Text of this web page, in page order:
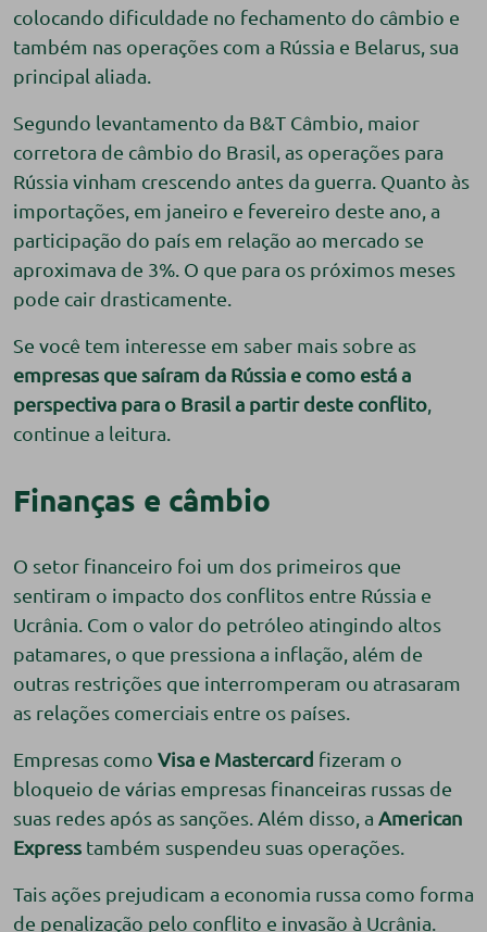
colocando dificuldade no fechamento do câmbio e
também nas operações com a Rússia e Belarus, sua
principal aliada.
Segundo levantamento da B&T Câmbio, maior
corretora de câmbio do Brasil, as operações para
Rússia vinham crescendo antes da guerra. Quanto às
importações, em janeiro e fevereiro deste ano, a
participação do país em relação ao mercado se
aproximava de 3%. O que para os próximos meses
pode cair drasticamente.
Se você tem interesse em saber mais sobre as
empresas que saíram da Rússia e como está a
perspectiva para o Brasil a partir deste conflito
continue a leitura.
Finanças e câmbio
O setor financeiro foi um dos primeiros que
sentiram o impacto dos conflitos entre Rússia e
Ucrânia. Com o valor do petróleo atingindo altos
patamares, o que pressiona a inflação, além de
outras restrições que interromperam ou atrasaram
as relações comerciais entre os países.
Empresas como Visa e Mastercard fizeram o
bloqueio de várias empresas financeiras russas de
suas redes após as sanções. Além disso, a American
Express também suspendeu suas operações.
Tais ações prejudicam a economia russa como forma
de penalização pelo conflito e invasão à Ucrânia.